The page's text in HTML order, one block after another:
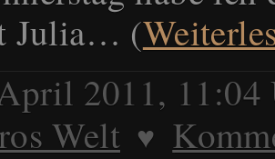
Julia… (
2011,
Welt ♥